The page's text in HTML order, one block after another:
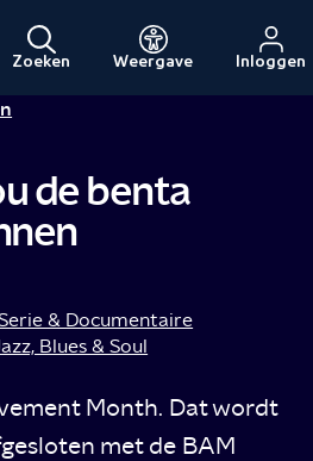
Zoeken Weergave Inloggen
de benta
& Documentaire
Blues & Soul
Month. Dat wordt
met de BAM